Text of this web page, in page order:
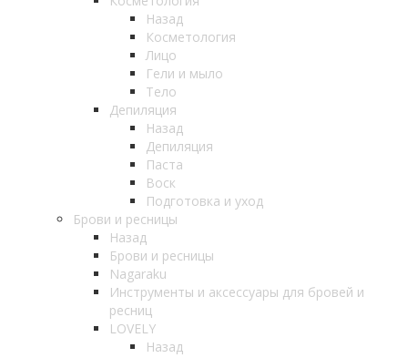
Назад
Косметология
Лицо
Гели и мыло
Тело
Депиляция
Назад
Депиляция
Паста
Воск
Подготовка и уход
Брови и ресницы
Назад
Брови и ресницы
Nagaraku
Инструменты и аксессуары для бровей и
ресниц
LOVELY
Назад